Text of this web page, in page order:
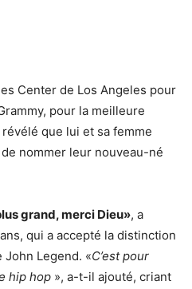
Center de Los Angeles pour
pour la meilleure
que lui et sa femme
nommer leur nouveau-né
grand, merci Dieu», a
qui a accepté la distinction
John Legend. «C’est pour
hip hop », a-t-il ajouté, criant